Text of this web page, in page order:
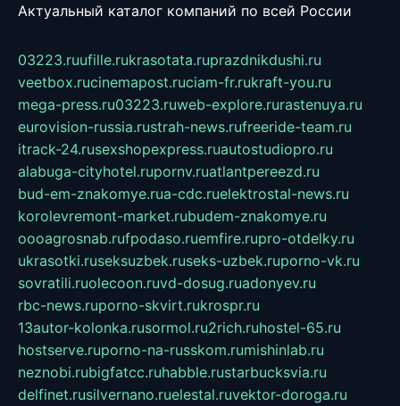
Актуальный каталог компаний по всей России
03223.ruufille.rukrasotata.ruprazdnikdushi.ru
veetbox.rucinemapost.ruciam-fr.rukraft-you.ru
mega-press.ru03223.ruweb-explore.rurastenuya.ru
eurovision-russia.rustrah-news.rufreeride-team.ru
itrack-24.rusexshopexpress.ruautostudiopro.ru
alabuga-cityhotel.rupornv.ruatlantpereezd.ru
bud-em-znakomye.rua-cdc.ruelektrostal-news.ru
korolevremont-market.rubudem-znakomye.ru
oooagrosnab.rufpodaso.ruemfire.rupro-otdelky.ru
ukrasotki.ruseksuzbek.ruseks-uzbek.ruporno-vk.ru
sovratili.ruolecoon.ruvd-dosug.ruadonyev.ru
rbc-news.ruporno-skvirt.rukrospr.ru
13autor-kolonka.rusormol.ru2rich.ruhostel-65.ru
hostserve.ruporno-na-russkom.rumishinlab.ru
neznobi.rubigfatcc.ruhabble.rustarbucksvia.ru
delfinet.rusilvernano.ruelestal.ruvektor-doroga.ru